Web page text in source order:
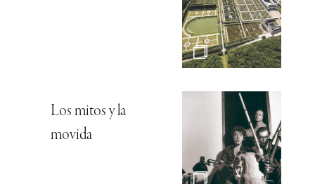
Los mitos y la
movida